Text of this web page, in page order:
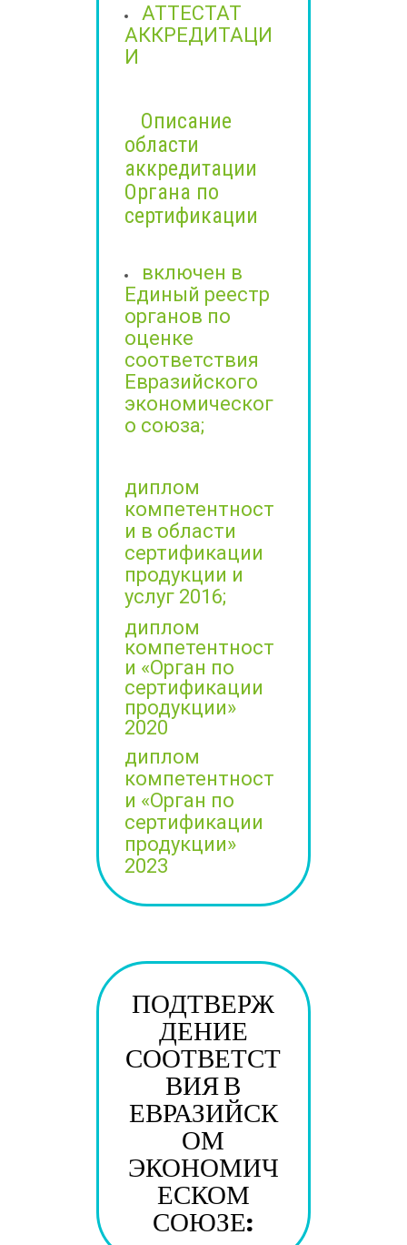
АТТЕСТАТ
АККРЕДИТАЦИ
И
Описание
области
аккредитации
Органа по
сертификации
включен в
Единый реестр
органов по
оценке
соответствия
Евразийского
экономическог
о союза;
диплом
компетентност
и в области
сертификации
продукции и
услуг 2016;
диплом
компетентност
и «Орган по
сертификации
продукции»
2020
диплом
компетентност
и «Орган по
сертификации
продукции»
2023
ПОДТВЕРЖ
ДЕНИЕ
СООТВЕТСТ
ВИЯ В
ЕВРАЗИЙСК
ОМ
ЭКОНОМИЧ
ЕСКОМ
СОЮЗЕ: